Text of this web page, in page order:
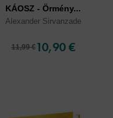
KÁOSZ - Örmény...
Alexander Sirvanzade
11,99 € 10,90 €